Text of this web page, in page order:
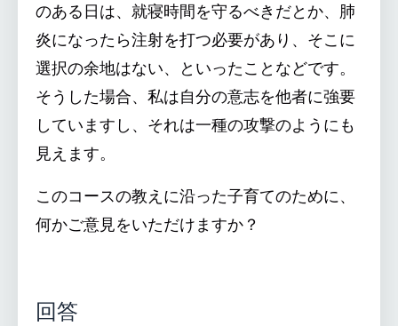
のある日は、就寝時間を守るべきだとか、肺
炎になったら注射を打つ必要があり、そこに
選択の余地はない、といったことなどです。
そうした場合、私は自分の意志を他者に強要
していますし、それは一種の攻撃のようにも
見えます。
このコースの教えに沿った子育てのために、
何かご意見をいただけますか？
回答